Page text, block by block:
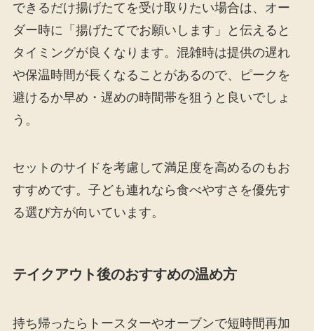
できるだけ揚げたてを受け取りたい場合は、オー
ダー時に「揚げたてでお願いします」と伝えると
タイミングが良くなります。混雑時は提供の遅れ
や保温時間が長くなることがあるので、ピークを
避けるか早め・遅めの時間帯を狙うと良いでしょ
う。
セットのサイドを考慮して満足度を高めるのもお
すすめです。子ども連れなら食べやすさを優先す
る選び方が向いています。
テイクアウト後のおすすめの温め方
持ち帰ったらトースターやオーブンで短時間再加